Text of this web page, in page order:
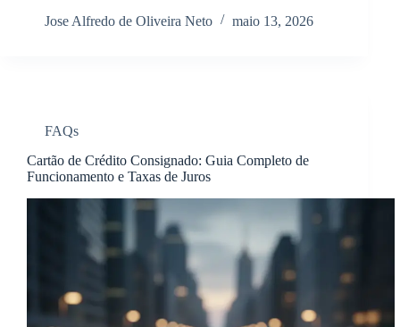
Jose Alfredo de Oliveira Neto
maio 13, 2026
FAQs
Cartão de Crédito Consignado: Guia Completo de
Funcionamento e Taxas de Juros